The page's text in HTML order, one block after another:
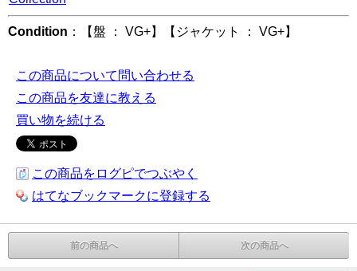
Condition ：【盤 ： VG+】【ジャケット ： VG+】
この商品について問い合わせる
この商品を友達に教える
買い物を続ける
この商品をログピでつぶやく
はてなブックマークに登録する
前の商品へ 次の商品へ